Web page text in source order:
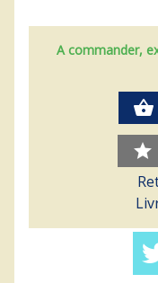
A commander,
shopping_basket
star